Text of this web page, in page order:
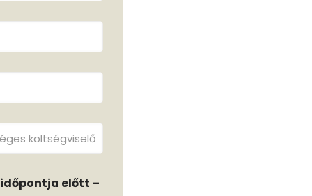
időpontja előtt –